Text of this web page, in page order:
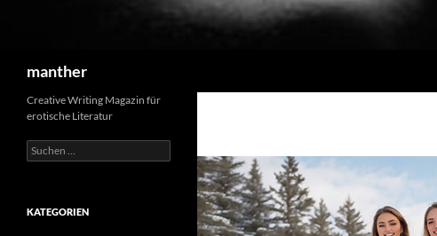
manther
Creative Writing Magazin für
erotische Literatur
Suchen
nach:
KATEGORIEN